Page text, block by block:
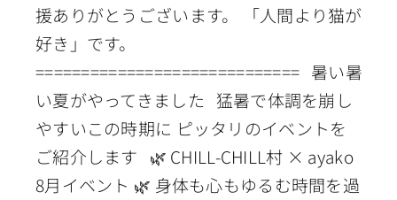
援ありがとうございます。 「人間より猫が
好き」です。
============================= 暑い暑
い夏がやってきました 猛暑で体調を崩し
やすいこの時期に ピッタリのイベントを
ご紹介します 🌿 CHILL-CHILL村 × ayako
8月イベント 🌿 身体も心もゆるむ時間を過